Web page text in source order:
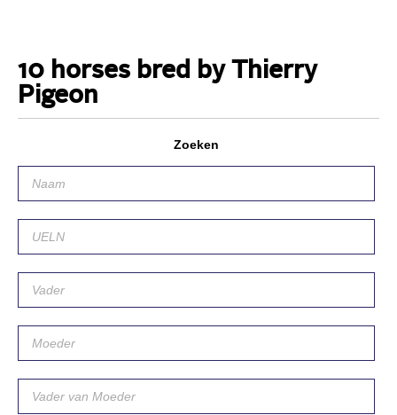
10 horses bred by Thierry
Pigeon
Zoeken